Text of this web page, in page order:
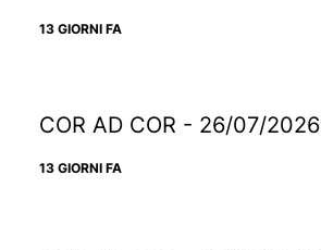
13 GIORNI FA
COR AD COR - 26/07/2026
13 GIORNI FA